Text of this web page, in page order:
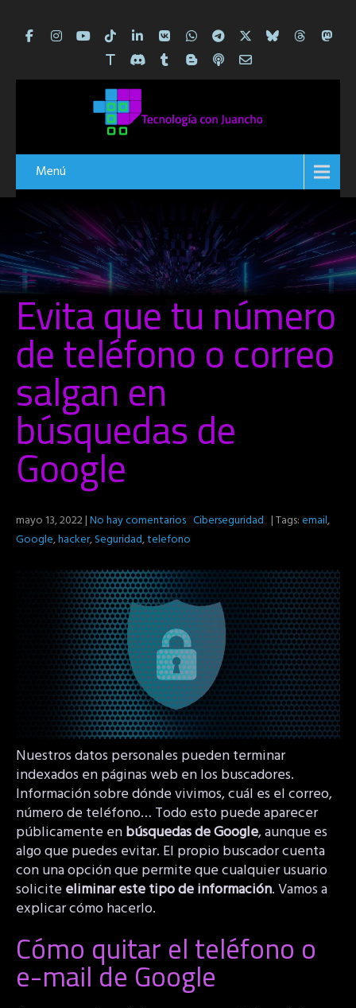
Menú
Evita que tu número
de teléfono o correo
salgan en
búsquedas de
Google
mayo 13, 2022|No hay comentarios Ciberseguridad | Tags:email,
Google,hacker,Seguridad,telefono
Nuestros datos personales pueden terminar
indexados en páginas web en los buscadores.
Información sobre dónde vivimos, cuál es el correo,
número de teléfono… Todo esto puede aparecer
públicamente enbúsquedas de Google, aunque es
algo que puedes evitar. El propio buscador cuenta
con una opción que permite que cualquier usuario
soliciteeliminar este tipo de información. Vamos a
explicar cómo hacerlo.
Cómo quitar el teléfono o
e-mail de Google